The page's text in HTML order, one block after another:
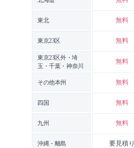
東北 無料
東京23区 無料
東京23区外・埼
玉・千葉・神奈川
無料
その他本州 無料
四国 無料
九州 無料
沖縄・離島 要見積り